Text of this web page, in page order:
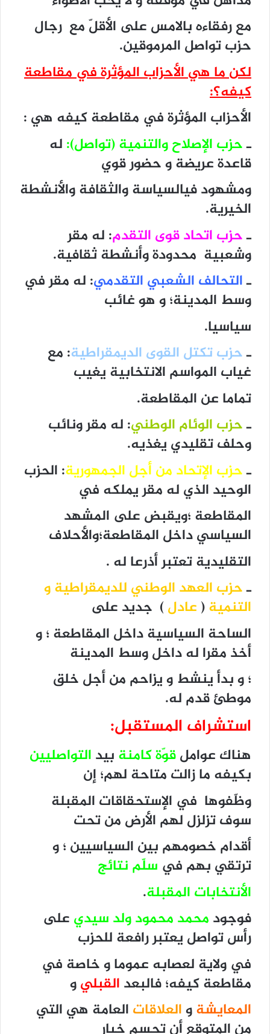
مع رفقاءه بالامس على الأقلّ مع رجال
حزب تواصل المرموقين.
لكن ما هي الأحزاب المؤثرة في مقاطعة
كيفه؟:
الأحزاب المؤثرة في مقاطعة كيفه هي :
ـحزب الإصلاح والتنمية (تواصل): له
قاعدة عريضة و حضور قوي
ومشهود فيالسياسة والثقافة والأنشطة
الخيرية.
ـحزب اتحاد قوى التقدم: له مقر
وشعبية محدودة وأنشطة ثقافية.
ـالتحالف الشعبي التقدمي: له مقر في
وسط المدينة؛ و هو غائب
سياسيا.
ـحزب تكتل القوى الديمقراطية: مع
غياب المواسم الانتخابية يغيب
تماما عن المقاطعة.
ـحزب الوئام الوطني: له مقر ونائب
وحلف تقليدي يغذيه.
ـحزب الإتحاد من أجل الجمهورية: الحزب
الوحيد الذي له مقر يملكه في
المقاطعة ؛ويقبض على المشهد
السياسي داخل المقاطعة؛والأحلاف
التقليدية تعتبر أذرعا له .
ـحزب العهد الوطني للديمقراطية و
التنمية( عادل) جديد على
الساحة السياسية داخل المقاطعة ؛ و
أخذ مقرا له داخل وسط المدينة
؛ و بدأ ينشط و يزاحم من أجل خلق
موطئ قدم له.
استشراف المستقبل:
هناك عواملقوّة كامنة بيد التواصليين
بكيفه ما زالت متاحة لهم؛ إن
وظّفوها في الإستحقاقات المقبلة
سوف تزلزل لهم الأرض من تحت
أقدام خصومهم بين السياسيين ؛ و
ترتقي بهم في سلّم نتائج
الأنتخابات المقبلة.
فوجود محمد محمود ولد سيدي على
رأس تواصل يعتبر رافعة للحزب
في ولاية لعصابه عموما و خاصة في
مقاطعة كيفه؛ فالبعد القبليو
المعايشةوالعلاقات العامة هي التي